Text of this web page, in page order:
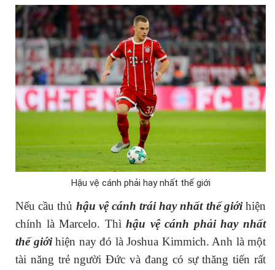
Hậu vệ cánh phải hay nhất thế giới
Nếu cầu thủ hậu vệ cánh trái hay nhất thế giớihiện
chính là Marcelo. Thìhậu vệ cánh phải hay nhất
thế giớihiện nay đó là Joshua Kimmich. Anh là một
tài năng trẻ người Đức và đang có sự thăng tiến rất